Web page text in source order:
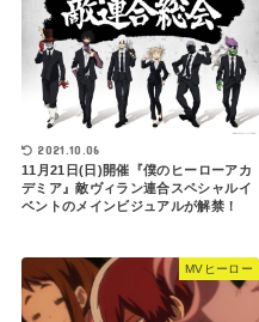
2021.10.06
11月21日(日)開催『僕のヒーローアカ
デミア』敵ヴィラン連合スペシャルイ
ベントのメインビジュアルが解禁！
MVヒーロー